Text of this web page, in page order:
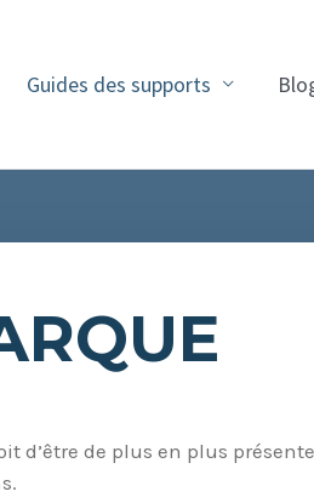
Guides des supports
d’être de plus en plus